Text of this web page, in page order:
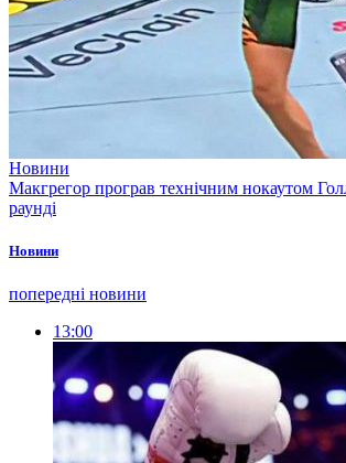
Новини
Макгрегор програв технічним нокаутом
раунді
Новини
попередні новини
13:00